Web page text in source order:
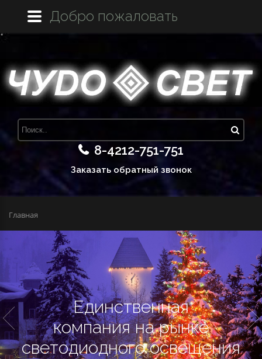
8-4212-751-751
Заказать обратный звонок
Главная
Единственная
компания на рынке
светодиодного освещения
Добро пожаловать